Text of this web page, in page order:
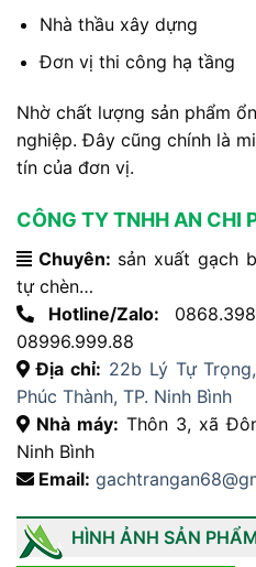
Nhà thầu xây dựng
Đơn vị thi công hạ tầng
Nhờ chất lượng sản phẩm
nghiệp. Đây cũng chính là
tín của đơn vị.
CÔNG TY TNHH AN CHI
Chuyên: sản xuất gạch
tự chèn…
Hotline/Zalo:
08996.999.88
Địa chỉ: 22b Lý Tự
Phúc Thành, TP. Ninh Bình
Nhà máy: Thôn 3, xã
Ninh Bình
Email:
HÌNH ẢNH SẢN